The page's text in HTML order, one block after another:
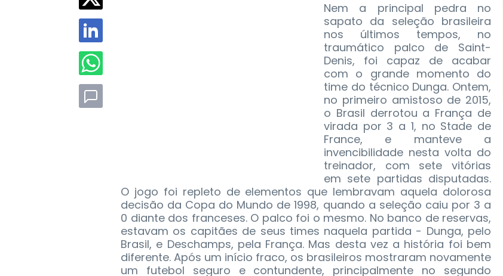
Nem a principal pedra no
sapato da seleção brasileira
nos últimos tempos, no
traumático palco de Saint-
Denis, foi capaz de acabar
com o grande momento do
time do técnico Dunga. Ontem,
no primeiro amistoso de 2015,
o Brasil derrotou a França de
virada por 3 a 1, no Stade de
France, e manteve a
invencibilidade nesta volta do
treinador, com sete vitórias
em sete partidas disputadas.
O jogo foi repleto de elementos que lembravam aquela dolorosa
decisão da Copa do Mundo de 1998, quando a seleção caiu por 3 a
0 diante dos franceses. O palco foi o mesmo. No banco de reservas,
estavam os capitães de seus times naquela partida - Dunga, pelo
Brasil, e Deschamps, pela França. Mas desta vez a história foi bem
diferente. Após um início fraco, os brasileiros mostraram novamente
um futebol seguro e contundente, principalmente no segundo